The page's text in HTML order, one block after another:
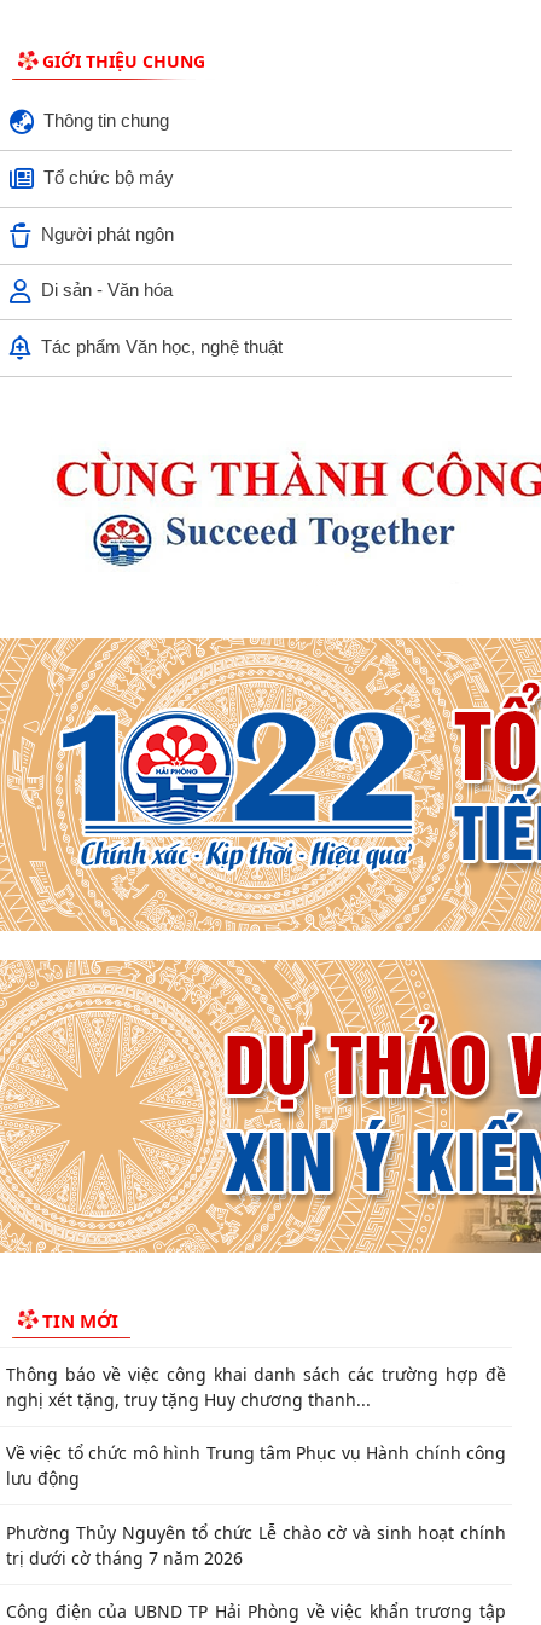
GIỚI THIỆU CHUNG
Thông tin chung
Tổ chức bộ máy
Người phát ngôn
Di sản - Văn hóa
Tác phẩm Văn học, nghệ thuật
TIN MỚI
12 cơ sở dữ liệu chuyên ngành y tế của...
KHAI MẠC KỲ HỌP THƯỜNG LỆ GIỮA NĂM 2026 HỘI ĐỒNG
NHÂN DÂN PHƯỜNG THỦY NGUYÊN KHÓA II, NHIỆM KỲ
2026...
Thông tin báo chí về việc tổ chức cưỡng chế thu hồi đất để
thực hiện Dự án đầu tư xây dựng tuyến...
Thông báo Cưỡng chế thu hồi đất thực hiện Dự án đầu tư xây
dựng tuyến đường từ khu đô thị Bắc sông...
nhập cơ sở dữ liệu đất đai trên địa bàn...
Thông báo về việc công khai danh sách các trường hợp đề
nghị xét tặng, truy tặng Huy chương thanh...
Về việc tổ chức mô hình Trung tâm Phục vụ Hành chính công
lưu động
Phường Thủy Nguyên tổ chức Lễ chào cờ và sinh hoạt chính
trị dưới cờ tháng 7 năm 2026
Công điện của UBND TP Hải Phòng về việc khẩn trương tập